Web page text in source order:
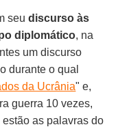
seudiscurso às
diplomático, na
um discurso
durante o qual
da Ucrânia" e,
guerra 10 vezes,
estão as palavras do